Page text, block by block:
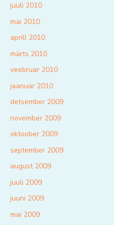
juuli 2010
mai 2010
aprill 2010
märts 2010
veebruar 2010
jaanuar 2010
detsember 2009
november 2009
oktoober 2009
september 2009
august 2009
juuli 2009
juuni 2009
mai 2009